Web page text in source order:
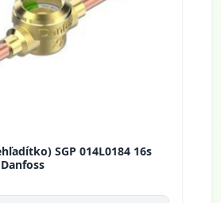
SGP 014L0184 16s
Danfoss